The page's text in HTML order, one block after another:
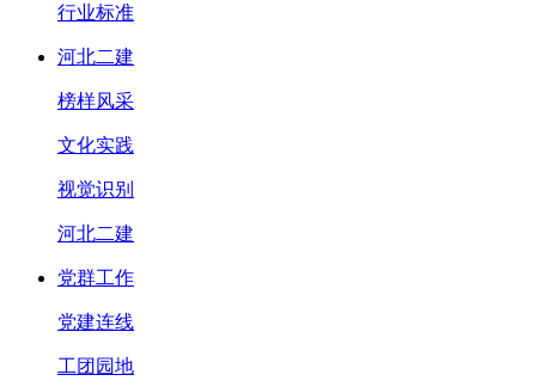
行业标准
河北二建
榜样风采
文化实践
视觉识别
河北二建
党群工作
党建连线
工团园地